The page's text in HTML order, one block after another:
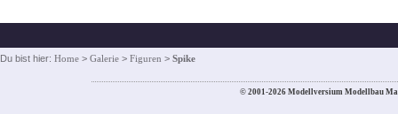
Du bist hier: Home > Galerie > Figuren > Spike
© 2001-2026 Modellversium Modellbau